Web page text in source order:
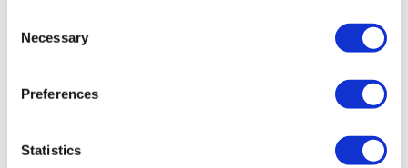
Selection
Necessary
Preferences
Statistics